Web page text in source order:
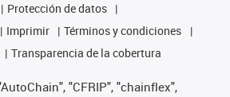
Protección de datos
Imprimir
Términos y condiciones
Transparencia de la cobertura
"CFRIP", "chainflex",